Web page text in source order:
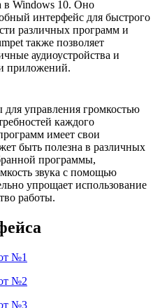
в Windows 10. Оно
интерфейс для быстрого
различных программ и
также позволяет
аудиоустройства и
приложений.
управления громкостью
каждого
имеет свои
быть полезна в различных
программы,
звука с помощью
упрощает использование
работы.